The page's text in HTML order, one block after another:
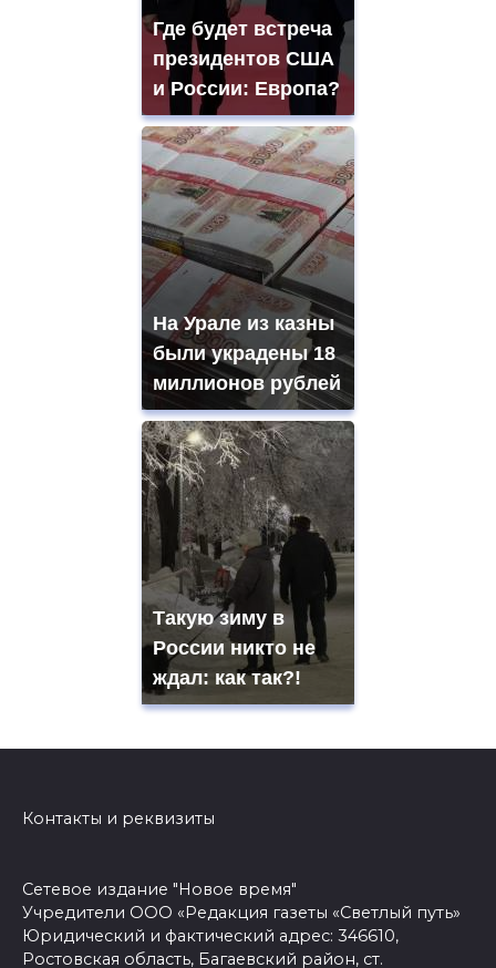
Где будет встреча
президентов США
и России: Европа?
На Урале из казны
были украдены 18
миллионов рублей
Такую зиму в
России никто не
ждал: как так?!
Контакты и реквизиты
Сетевое издание "Новое время"
Учредители ООО «Редакция газеты «Светлый путь»
Юридический и фактический адрес: 346610,
Ростовская область, Багаевский район, ст.